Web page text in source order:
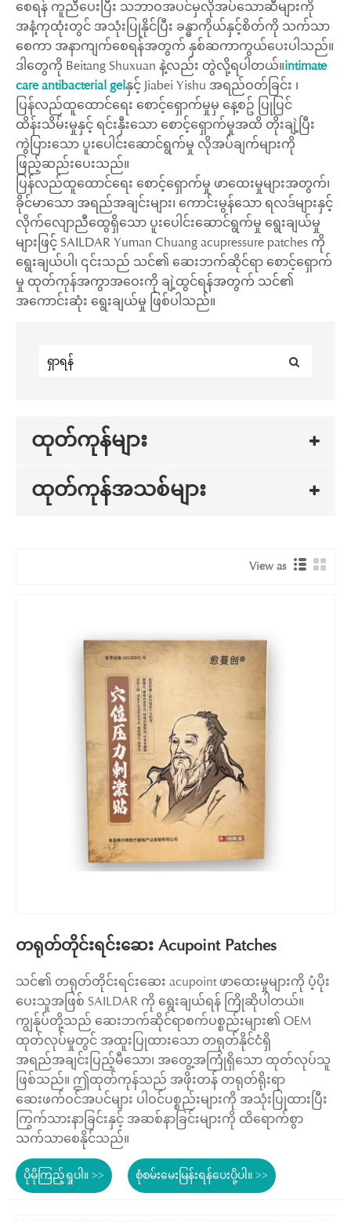
စေရန် ကူညီပေးပြီး သဘာဝအပင်မှလိုအပ်သောဆီများကို
အနံ့ကုထုံးတွင် အသုံးပြုနိုင်ပြီး ခန္ဓာကိုယ်နှင့်စိတ်ကို သက်သာ
စေကာ အနာကျက်စေရန်အတွက် နှစ်ဆကာကွယ်ပေးပါသည်။
ဒါတွေကို Beitang Shuxuan နဲ့လည်း တွဲလို့ရပါတယ်။intimate
care antibacterial gelနှင့် Jiabei Yishu အရည်ဝတ်ခြင်း ၊
ပြန်လည်ထူထောင်ရေး စောင့်ရှောက်မှုမှ နေ့စဥ် ပြုပြင်
ထိန်းသိမ်းမှုနှင့် ရင်းနှီးသော စောင့်ရှောက်မှုအထိ တိုးချဲ့ပြီး
ကွဲပြားသော ပူးပေါင်းဆောင်ရွက်မှု လိုအပ်ချက်များကို
ဖြည့်ဆည်းပေးသည်။
ပြန်လည်ထူထောင်ရေး စောင့်ရှောက်မှု ဖာထေးမှုများအတွက်၊
ခိုင်မာသော အရည်အချင်းများ၊ ကောင်းမွန်သော ရလဒ်များနှင့်
လိုက်လျောညီထွေရှိသော ပူးပေါင်းဆောင်ရွက်မှု ရွေးချယ်မှု
များဖြင့် SAILDAR Yuman Chuang acupressure patches ကို
ရွေးချယ်ပါ၊ ၎င်းသည် သင်၏ ဆေးဘက်ဆိုင်ရာ စောင့်ရှောက်
မှု ထုတ်ကုန်အကွာအဝေးကို ချဲ့ထွင်ရန်အတွက် သင်၏
အကောင်းဆုံး ရွေးချယ်မှု ဖြစ်ပါသည်။
ထုတ်ကုန်များ
ထုတ်ကုန်အသစ်များ
View as
တရုတ်တိုင်းရင်းဆေး Acupoint Patches
သင်၏ တရုတ်တိုင်းရင်းဆေး acupoint ဖာထေးမှုများကို ပံ့ပိုး
ပေးသူအဖြစ် SAILDAR ကို ရွေးချယ်ရန် ကြိုဆိုပါတယ်။
ကျွန်ုပ်တို့သည် ဆေးဘက်ဆိုင်ရာစက်ပစ္စည်းများ၏ OEM
ထုတ်လုပ်မှုတွင် အထူးပြုထားသော တရုတ်နိုင်ငံရှိ
အရည်အချင်းပြည့်မီသော၊ အတွေ့အကြုံရှိသော ထုတ်လုပ်သူ
ဖြစ်သည်။ ဤထုတ်ကုန်သည် အဖိုးတန် တရုတ်ရိုးရာ
ဆေးဖက်ဝင်အပင်များ ပါဝင်ပစ္စည်းများကို အသုံးပြုထားပြီး
ကြွက်သားနာခြင်းနှင့် အဆစ်နာခြင်းများကို ထိရောက်စွာ
သက်သာစေနိုင်သည်။
ပိုမိုကြည့်ရှုပါ။ >> စုံစမ်းမေးမြန်းရန်ပေးပို့ပါ။ >>